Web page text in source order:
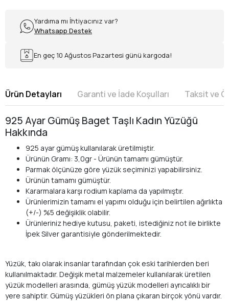
Yardıma mı İhtiyacınız var?
Whatsapp Destek
En geç 10 Ağustos Pazartesi günü kargoda!
Ürün Detayları Garanti ve İade Koşulları Taksit ve
925 Ayar Gümüş Baget Taşlı Kadın Yüzüğü
Hakkında
925 ayar gümüş kullanılarak üretilmiştir.
Ürünün Gramı: 3,0gr - Ürünün tamamı gümüştür.
Parmak ölçünüze göre yüzük seçiminizi yapabilirsiniz.
Ürünün tamamı gümüştür.
Kararmalara karşı rodium kaplama da yapılmıştır.
Ürünlerimizin tamamı el yapımı olduğu için belirtilen ağırlıkta
(+/-) %5 değişiklik olabilir.
Ürünleriniz hediye kutusu, paketi, istediğiniz not ile birlikte
İpek Silver garantisiyle gönderilmektedir.
Yüzük, takı olarak insanlar tarafından çok eski tarihlerden beri
kullanılmaktadır. Değişik metal malzemeler kullanılarak üretilen
yüzük modelleri arasında, gümüş yüzük modelleri ayrıcalıklı bir
yere sahiptir. Gümüş yüzükleri ön plana çıkaran birçok yönü vardır.